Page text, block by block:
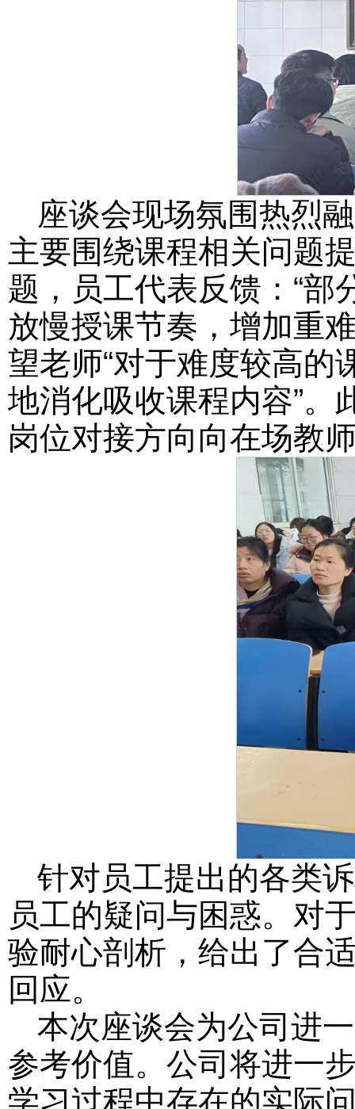
座谈会现场氛围热烈
主要围绕课程相关问题
题，员工代表反馈：“
放慢授课节奏，增加重
望老师“对于难度较高的
地消化吸收课程内容”。
岗位对接方向向在场教
针对员工提出的各类
员工的疑问与困惑。对
验耐心剖析，给出了合
回应。
本次座谈会为公司进
参考价值。公司将进一
学习过程中存在的实际